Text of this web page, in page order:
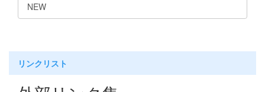
NEW
リンクリスト